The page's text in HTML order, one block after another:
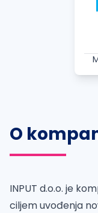
O
INPUT d.o.o. je
ciljem uvođenja